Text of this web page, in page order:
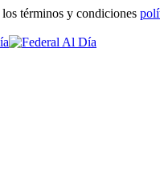
términos y condiciones